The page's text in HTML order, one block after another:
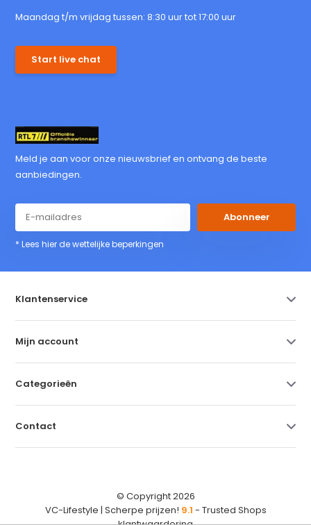
Maandag t/m vrijdag tussen: 8:30 uur tot 17:00 uur
Start live chat
Meld je aan voor onze nieuwsbrief en ontvang de beste
aanbiedingen.
Abonneer
* Lees hier de wettelijke beperkingen
Klantenservice
Mijn account
Categorieën
Contact
© Copyright 2026
VC-Lifestyle | Scherpe prijzen! 9.1 - Trusted Shops